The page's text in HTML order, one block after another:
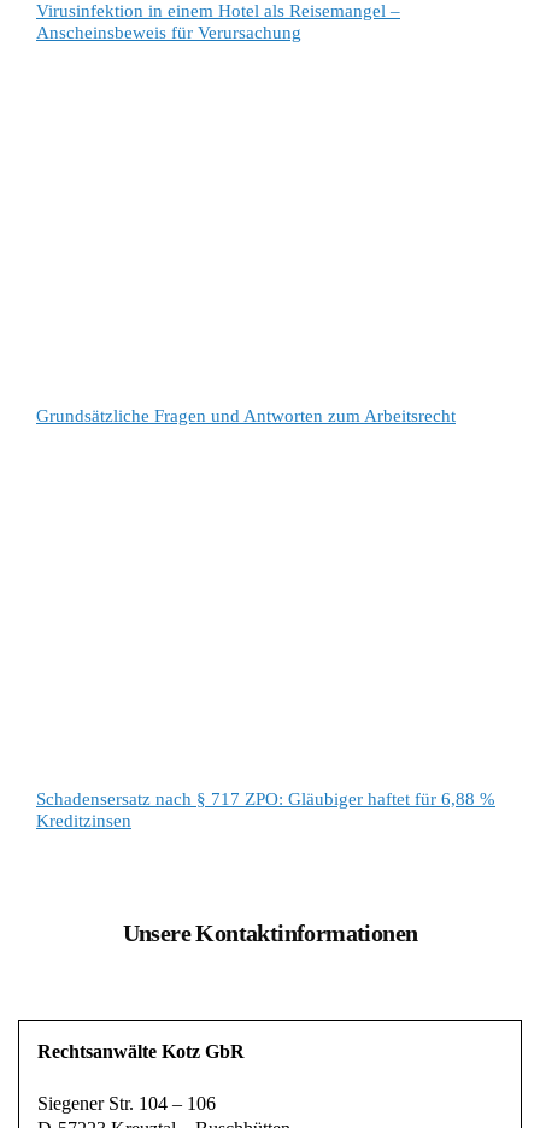
Virusinfektion in einem Hotel als Reisemangel –
Anscheinsbeweis für Verursachung
Grundsätzliche Fragen und Antworten zum Arbeitsrecht
Schadensersatz nach § 717 ZPO: Gläubiger haftet für 6,88 %
Kreditzinsen
Unsere Kontaktinformationen
Rechtsanwälte Kotz GbR
Siegener Str. 104 – 106